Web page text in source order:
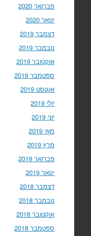
פברואר 2020
ינואר 2020
דצמבר 2019
נובמבר 2019
אוקטובר 2019
ספטמבר 2019
אוגוסט 2019
יולי 2019
יוני 2019
מאי 2019
מרץ 2019
פברואר 2019
ינואר 2019
דצמבר 2018
נובמבר 2018
אוקטובר 2018
ספטמבר 2018